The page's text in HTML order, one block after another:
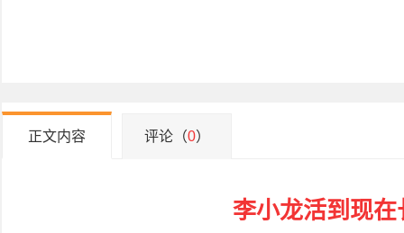
正文内容 评论（0）
李小龙活到现